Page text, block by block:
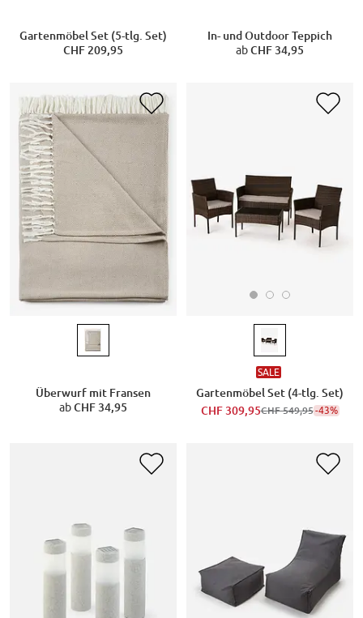
Gartenmöbel Set (5-tlg. Set)
CHF 209,95
In- und Outdoor Teppich
abCHF 34,95
Überwurf mit Fransen
abCHF 34,95
SALE
Gartenmöbel Set (4-tlg. Set)
CHF 309,95CHF 549,95-43%